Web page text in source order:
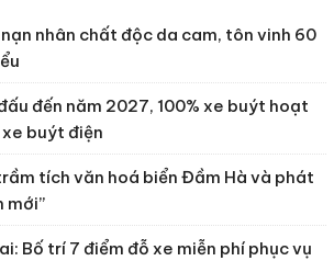
nạn nhân chất độc da cam, tôn vinh 60
đến năm 2027, 100% xe buýt hoạt
buýt điện
tích văn hoá biển Đầm Hà và phát
mới”
Bố trí 7 điểm đỗ xe miễn phí phục vụ